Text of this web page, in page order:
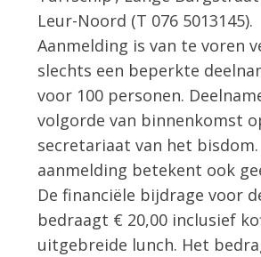
Leur-Noord (T 076 5013145).
Aanmelding is van te voren
slechts een beperkte
voor 100 personen.
volgorde van binnenkomst
secretariaat van het bisdom.
aanmelding betekent ook
De financiële bijdrage voor
bedraagt € 20,00 inclusief
uitgebreide lunch. Het